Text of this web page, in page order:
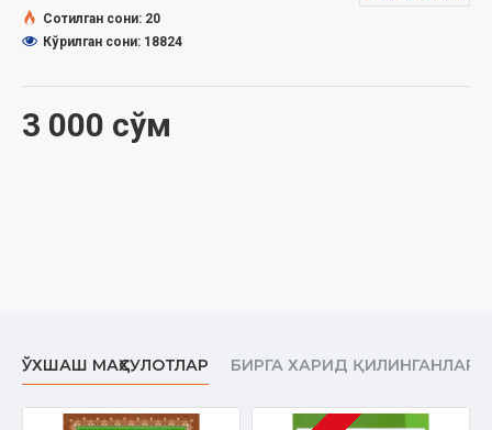
3 000 сўм
Сотилган сони: 20
Кўрилган сони: 18824
ЎХШАШ МАҲСУЛОТЛАР БИРГА ХАРИД ҚИЛИНГАНЛАР